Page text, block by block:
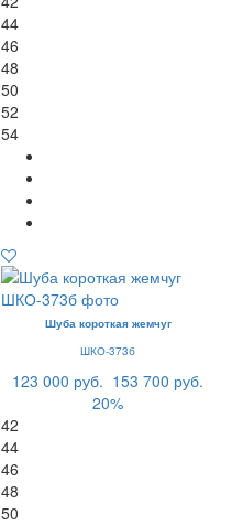
44
46
48
50
52
54
Шуба короткая жемчуг
ШКО-373б
123 000 руб. 153 700 руб.
20%
42
44
46
48
50